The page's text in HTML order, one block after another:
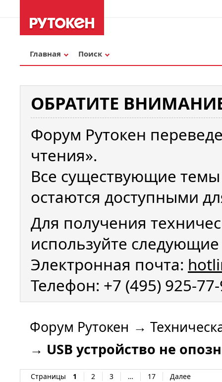
Главная Поиск
ОБРАТИТЕ
Форум Рутокен
чтения».
Все существующие
остаются доступными
Для получения
используйте
Электронная почта:
Телефон: +7 (495) 925-
Форум Рутокен →
→ USB устройство не
Страницы 1 2 3 … 17 Далее